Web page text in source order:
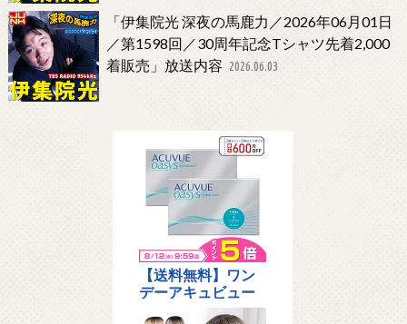
「伊集院光 深夜の馬鹿力／2026年06月01日
／第1598回／30周年記念Tシャツ先着2,000
着販売」放送内容 2026.06.03